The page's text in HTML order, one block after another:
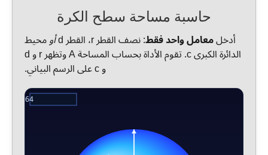
حاسبة مساحة سطح الكرة
أدخلمعامل واحد فقط: نصف القطر r، القطر d أومحيط
الدائرة الكبرى c. تقوم الأداة بحساب المساحة A وتظهر r و d
و c على الرسم البياني.